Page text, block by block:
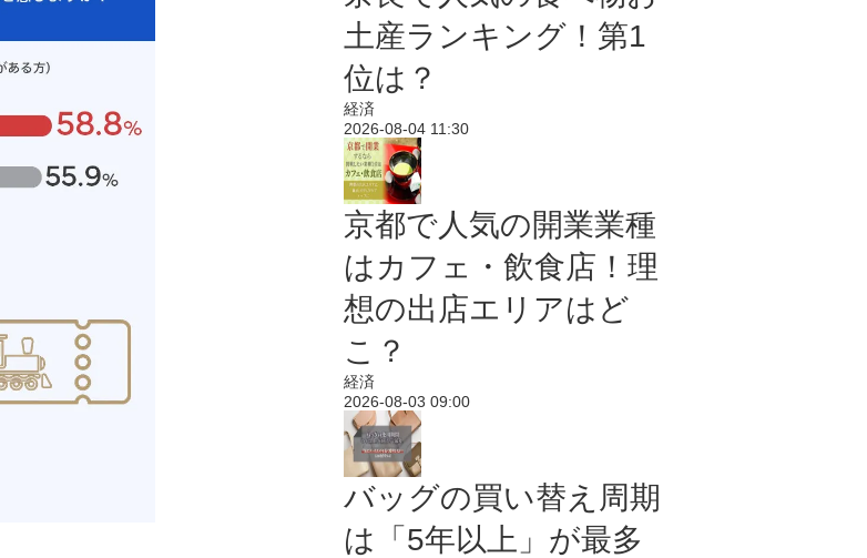
土産ランキング！第1
位は？
経済
2026-08-04 11:30
京都で人気の開業業種
はカフェ・飲食店！理
想の出店エリアはど
こ？
経済
2026-08-03 09:00
バッグの買い替え周期
は「5年以上」が最多